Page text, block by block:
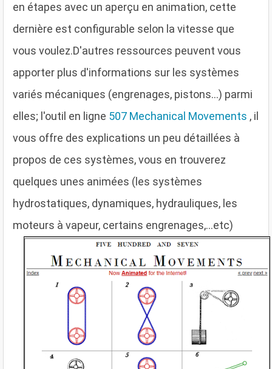
en étapes avec un aperçu en animation, cette
dernière est configurable selon la vitesse que
vous voulez.D'autres ressources peuvent vous
apporter plus d'informations sur les systèmes
variés mécaniques (engrenages, pistons...) parmi
elles; l'outil en ligne 507 Mechanical Movements , il
vous offre des explications un peu détaillées à
propos de ces systèmes, vous en trouverez
quelques unes animées (les systèmes
hydrostatiques, dynamiques, hydrauliques, les
moteurs à vapeur, certains engrenages,...etc)